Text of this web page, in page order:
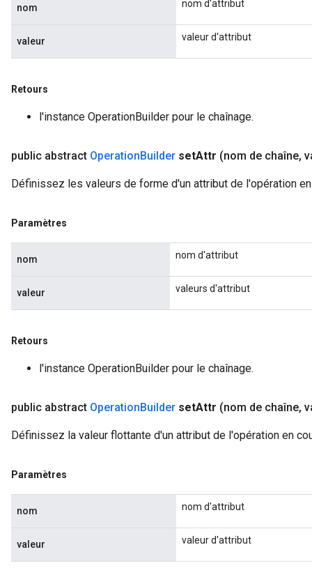
nom nom d'attribut
valeur valeur d'attribut
Retours
l'instance OperationBuilder pour le chaînage.
public abstract OperationBuilder setAttr (nom de chaîne,
Définissez les valeurs de forme d'un attribut de l'opération
Paramètres
nom nom d'attribut
valeur valeurs d'attribut
Retours
l'instance OperationBuilder pour le chaînage.
public abstract OperationBuilder setAttr (nom de chaîne,
Définissez la valeur flottante d'un attribut de l'opération en
Paramètres
nom nom d'attribut
valeur valeur d'attribut